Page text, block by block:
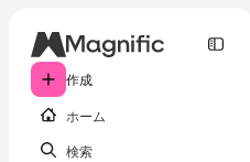
作成
ホーム
検索